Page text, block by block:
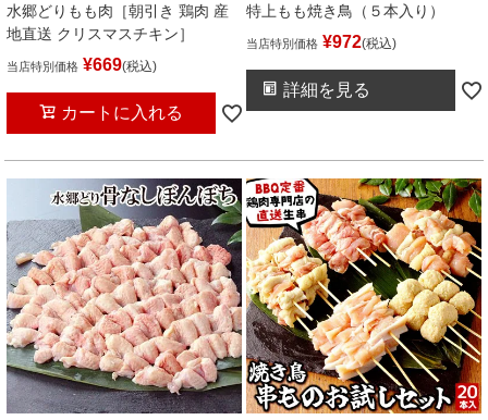
水郷どりもも肉［朝引き 鶏肉 産
地直送 クリスマスチキン］
当店特別価格 ¥669 税込
カートに入れる
特上もも焼き鳥（５本入り）
当店特別価格 ¥972 税込
詳細を見る